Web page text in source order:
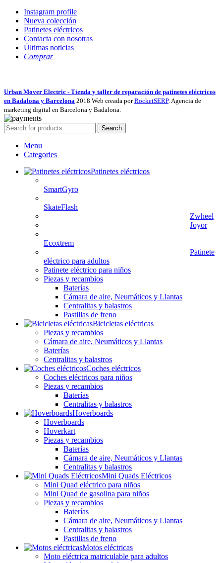
Instagram profile
Nueva colección
Patinetes eléctricos
Contacta con nosotras
Últimas noticias
Comprar
Urban Mover Electric - Tienda y taller de reparación de patinetes eléctricos
en Badalona y Barcelona 2018 Web creada porRocketSERP. Agencia de
marketing digital en Barcelona y Badalona.
Search
Menu
Categories
Patinetes eléctricos
SmartGyro
SkateFlash
Zwheel
Joyor
Ecoxtrem
Patinete
eléctrico para adultos
Patinete eléctrico para niños
Piezas y recambios
Baterías
Cámara de aire, Neumáticos y Llantas
Centralitas y balastros
Pastillas de freno
Bicicletas eléctricas
Piezas y recambios
Cámara de aire, Neumáticos y Llantas
Baterías
Centralitas y balastros
Coches eléctricos
Coches eléctricos para niños
Piezas y recambios
Baterías
Centralitas y balastros
Hoverboards
Hoverboards
Hoverkart
Piezas y recambios
Baterías
Cámara de aire, Neumáticos y Llantas
Centralitas y balastros
Mini Quads Eléctricos
Mini Quad eléctrico para niños
Mini Quad de gasolina para niños
Piezas y recambios
Baterías
Cámara de aire, Neumáticos y Llantas
Centralitas y balastros
Pastillas de freno
Motos eléctricas
Moto eléctrica matriculable para adultos